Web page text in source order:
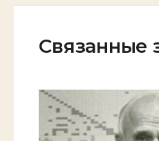
Связанные